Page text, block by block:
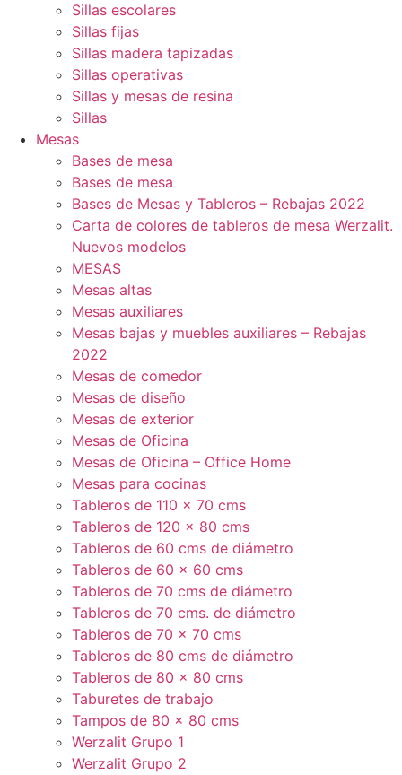
Sillas escolares
Sillas fijas
Sillas madera tapizadas
Sillas operativas
Sillas y mesas de resina
Sillas
Mesas
Bases de mesa
Bases de mesa
Bases de Mesas y Tableros – Rebajas 2022
Carta de colores de tableros de mesa Werzalit.
Nuevos modelos
MESAS
Mesas altas
Mesas auxiliares
Mesas bajas y muebles auxiliares – Rebajas
2022
Mesas de comedor
Mesas de diseño
Mesas de exterior
Mesas de Oficina
Mesas de Oficina – Office Home
Mesas para cocinas
Tableros de 110 x 70 cms
Tableros de 120 x 80 cms
Tableros de 60 cms de diámetro
Tableros de 60 x 60 cms
Tableros de 70 cms de diámetro
Tableros de 70 cms. de diámetro
Tableros de 70 x 70 cms
Tableros de 80 cms de diámetro
Tableros de 80 x 80 cms
Taburetes de trabajo
Tampos de 80 x 80 cms
Werzalit Grupo 1
Werzalit Grupo 2